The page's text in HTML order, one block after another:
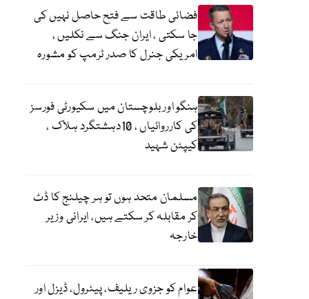
فضائی طاقت سے فتح حاصل نہیں کی
جا سکتی ، ایران جنگ سے نکلیں ،
امریکی جنرل کا صدر ٹرمپ کو مشورہ
ہنگو اور بلوچستان میں سکیورٹی فورسز
کی کارروائیاں ، 10دہشتگرد ہلاک ،
کیپٹن شہید
مسلمان متحد ہوں تو ہر چیلنج کا ڈٹ
کر مقابلہ کر سکتے ہیں، ایرانی وزیر
خارجہ
عوام کو جزوی ریلیف، پیٹرول، ڈیزل اور